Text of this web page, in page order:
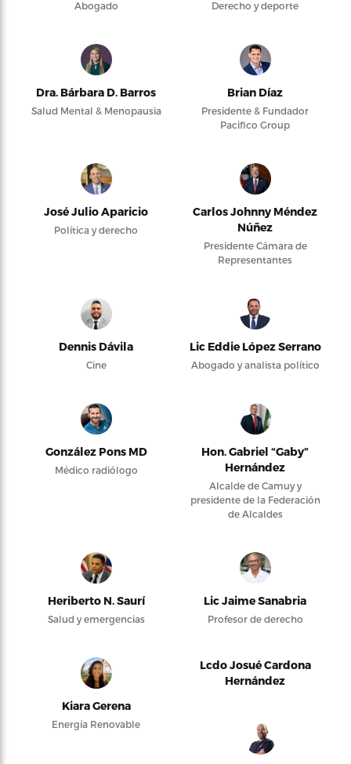
Abogado Derecho y deporte
Dra. Bárbara D. Barros
Salud Mental & Menopausia
Brian Díaz
Presidente & Fundador
Pacifico Group
José Julio Aparicio
Política y derecho
Carlos Johnny Méndez
Núñez
Presidente Cámara de
Representantes
Dennis Dávila
Cine
Lic Eddie López Serrano
Abogado y analista político
González Pons MD
Médico radiólogo
Hon. Gabriel “Gaby”
Hernández
Alcalde de Camuy y
presidente de la Federación
de Alcaldes
Heriberto N. Saurí
Salud y emergencias
Lic Jaime Sanabria
Profesor de derecho
Kiara Gerena
Energía Renovable
Lcdo Josué Cardona
Hernández